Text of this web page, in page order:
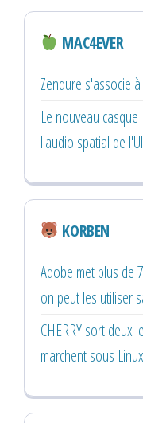
MAC4EVER
Zendure s'associe
Le nouveau
l'audio spatial de
KORBEN
Adobe met plus de
on peut les utiliser
CHERRY sort deux
marchent sous